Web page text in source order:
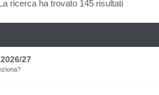
ricerca ha trovato 145 risultati
27